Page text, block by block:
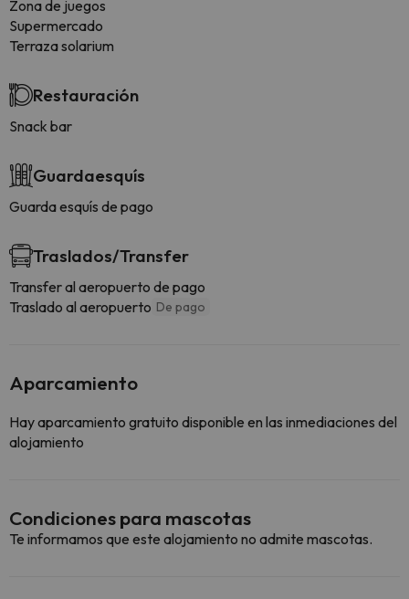
Zona de juegos
Supermercado
Terraza solarium
Restauración
Snack bar
Guardaesquís
Guarda esquís de pago
Traslados/Transfer
Transfer al aeropuerto de pago
Traslado al aeropuerto De pago
Aparcamiento
Hay aparcamiento gratuito disponible en las inmediaciones del
alojamiento
Condiciones para mascotas
Te informamos que este alojamiento no admite mascotas.